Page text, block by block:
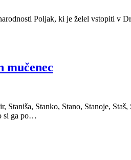
Poljak, ki je želel vstopiti v
mučenec
Stanko, Stano, Stanoje,
si ga po…